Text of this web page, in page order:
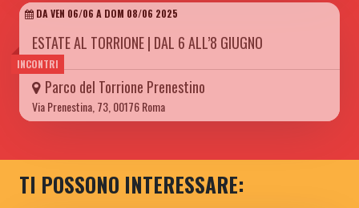
INCONTRI
DA VEN 06/06 A DOM 08/06 2025
ESTATE AL TORRIONE | DAL 6 ALL’8 GIUGNO
Parco del Torrione Prenestino
Via Prenestina, 73, 00176 Roma
TI POSSONO INTERESSARE: